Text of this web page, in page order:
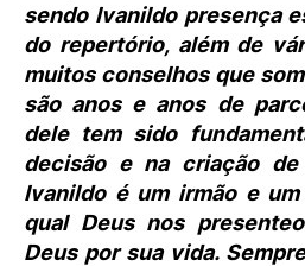
sendo Ivanildo presença
do repertório, além de
muitos conselhos que
são anos e anos de
dele tem sido
decisão e na criação
Ivanildo é um irmão e
qual Deus nos
Deus por sua vida.